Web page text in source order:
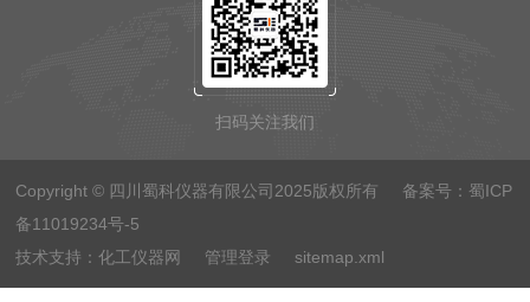
扫码关注我们
Copyright © 四川蜀科仪器有限公司2025版权所有 备案号： 蜀ICP
备11019234号-5
技术支持：化工仪器网 管理登录 sitemap.xml